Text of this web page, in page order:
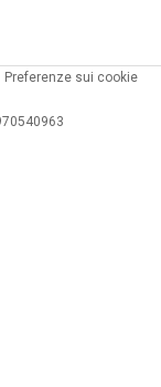
Preferenze sui cookie